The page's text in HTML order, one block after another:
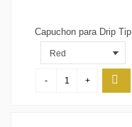
Capuchon para Drip Tip
- +